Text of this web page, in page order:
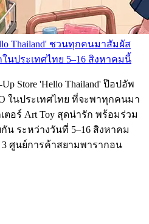
Thailand' ชวนทุกคนมาสัมผัส
นประเทศไทย 5–16 สิงหาคมนี้
Store 'Hello Thailand' ป๊อปอัพ
ในประเทศไทย ที่จะพาทุกคนมา
อร์ Art Toy สุดน่ารัก พร้อมร่วม
น ระหว่างวันที่ 5–16 สิงหาคม
3 ศูนย์การค้าสยามพารากอน